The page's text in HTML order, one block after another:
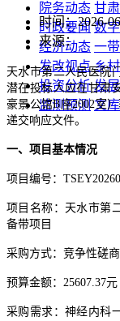
院务动态 甘
时政要闻 数
经济动态 一
发改视点 乡
投资分析 发
监测预测 文
时间：2026-
来源：
天水市第二人民医院
潜在投标人应在甘肃
豪景公馆B座2002室
递交响应文件。
一、项目基本情况
项目编号：
项目名称： 天水市第
备带项目
采购方式：竞争性磋商
预算金额： 25607.37元
采购需求：神经内科